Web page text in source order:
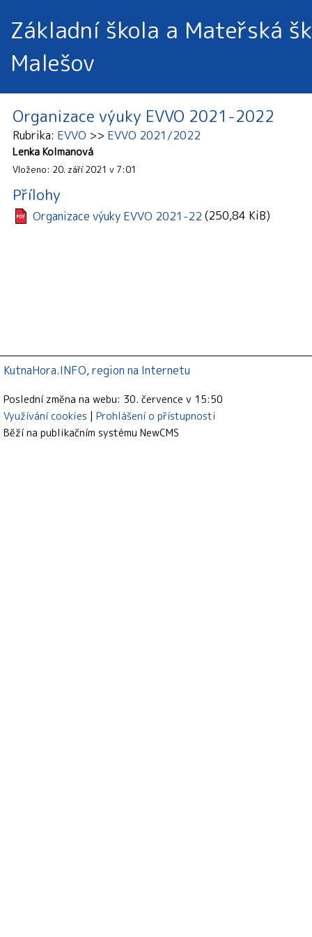
Základní škola a Mateřská
Malešov
Organizace výuky EVVO 2021-2022
Rubrika EVVO EVVO 2021/2022
Lenka Kolmanová
Vloženo: 20. září 2021 v 7:01
Přílohy
Organizace výuky EVVO 2021-22 (250,84 KiB)
KutnaHora.INFO, region na Internetu
Poslední změna na webu: 30. července v 15:50
Využívání cookies
Prohlášení o přístupnosti
Běží na publikačním systému NewCMS